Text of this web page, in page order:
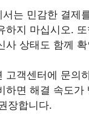
는 민감한 결제
하지 마십시오.
사 상태도 함께
고객센터에 문의
하면 해결 속도가
장합니다.